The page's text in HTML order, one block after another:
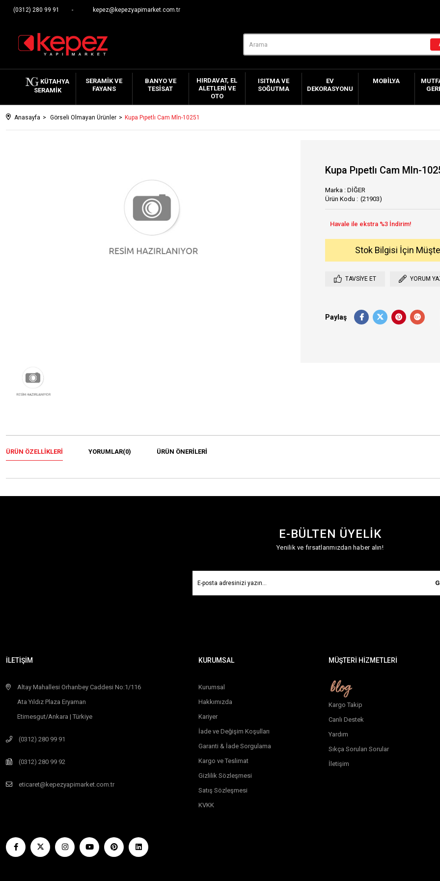
(0312) 280 99 91 kepez@kepezyapimarket.com.tr
KÜTAHYA
SERAMIK
SERAMIK VE
FAYANS
BANYO VE
TESISAT
HIRDAVAT, EL
ALETLERI VE
OTO
ISITMA VE
SOĞUTMA
EV
DEKORASYONU
MOBILYA
Anasayfa Görseli Olmayan Ürünler Kupa Pıpetlı Cam Mln-10251
Kupa Pıpetlı Cam Mln-
Marka : DİĞER
(21903)
Stok Bilgisi İçin
TAVSIYE ET YORUM
Paylaş
ÜRÜN ÖZELLIKLERI YORUMLAR(0) ÜRÜN ÖNERILERI
E-BÜLTEN ÜYELİK
Yenilik ve fırsatlarımızdan haber alın!
İLETİŞİM
Altay Mahallesi Orhanbey Caddesi No:1/116
Ata Yıldız Plaza Eryaman
Etimesgut/Ankara | Türkiye
(0312) 280 99 91
(0312) 280 99 92
eticaret@kepezyapimarket.com.tr
KURUMSAL
Kurumsal
Hakkımızda
Kariyer
İade ve Değişim Koşulları
Garanti & İade Sorgulama
Kargo ve Teslimat
Gizlilik Sözleşmesi
Satış Sözleşmesi
KVKK
MÜŞTERİ HİZMETLERİ
Kargo Takip
Canlı Destek
Yardım
Sıkça Sorulan Sorular
İletişim